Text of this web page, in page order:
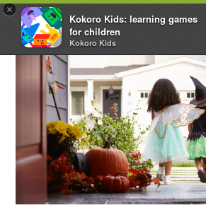
×
Kokoro Kids: learning games
for children
Kokoro Kids